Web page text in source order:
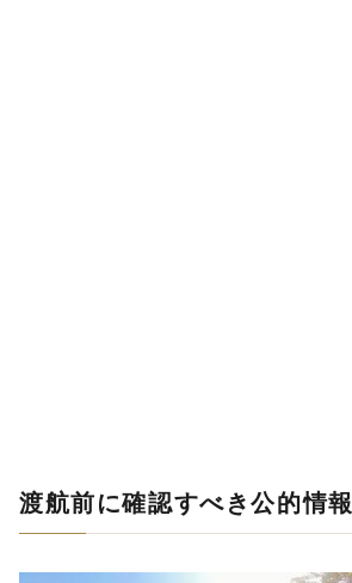
渡航前に確認すべき公的情報